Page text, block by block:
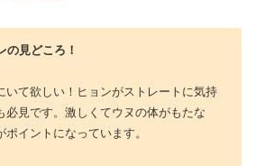
の見どころ！
いて欲しい！ヒョンがストレートに気持
必見です。激しくてウヌの体がもたな
イントになっています。